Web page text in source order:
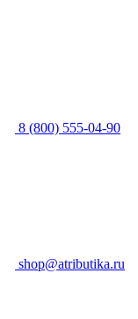
8 (800) 555-04-90
shop@atributika.ru